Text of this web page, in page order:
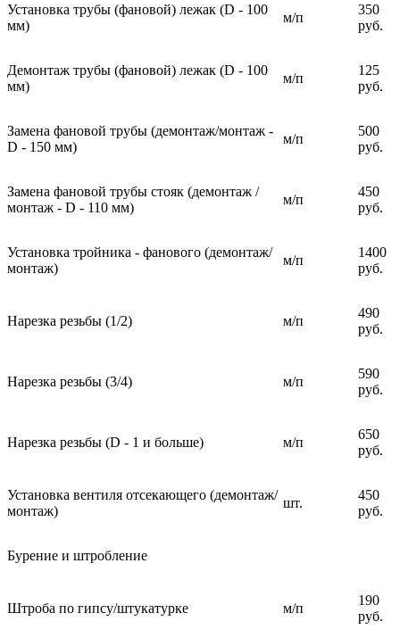
Установка трубы (фановой) лежак (D - 100
мм)
м/п
350
руб.
Демонтаж трубы (фановой) лежак (D - 100
мм)
м/п
125
руб.
Замена фановой трубы (демонтаж/монтаж -
D - 150 мм)
м/п
500
руб.
Замена фановой трубы стояк (демонтаж /
монтаж - D - 110 мм)
м/п
450
руб.
Установка тройника - фанового (демонтаж/
монтаж)
м/п
1400
руб.
Нарезка резьбы (1/2) м/п
490
руб.
Нарезка резьбы (3/4) м/п
590
руб.
Нарезка резьбы (D - 1 и больше) м/п
650
руб.
Установка вентиля отсекающего (демонтаж/
монтаж)
шт.
450
руб.
Бурение и штробление
Штроба по гипсу/штукатурке м/п
190
руб.